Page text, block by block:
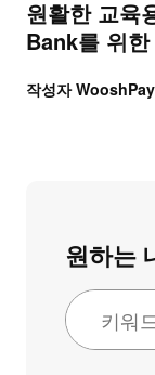
원활한 교육
Bank를 위한
작성자
원하는